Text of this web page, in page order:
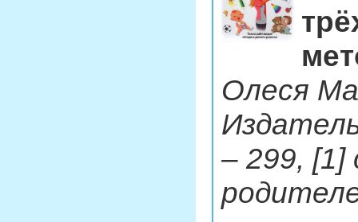
Олеся
– 299,